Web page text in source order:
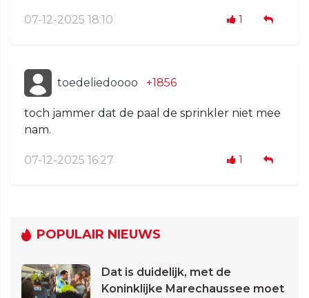
07-12-2025 18:10 1
toedeliedoooo +1856
toch jammer dat de paal de sprinkler niet mee
nam.
07-12-2025 16:27 1
POPULAIR NIEUWS
Dat is duidelijk, met de
Koninklijke Marechaussee moet